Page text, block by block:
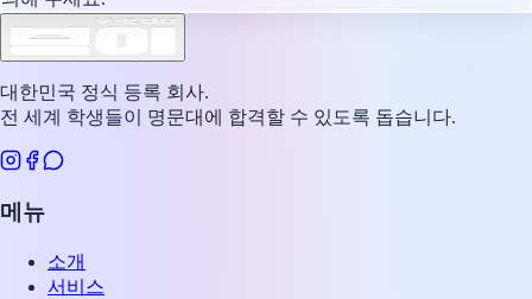
대한민국 정식 등록 회사.
전 세계 학생들이 명문대에 합격할 수 있도록 돕습니다.
메뉴
소개
서비스